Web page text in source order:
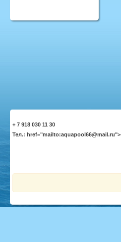
+ 7 918 030 11 30
Тел.: href="mailto:aquapool66@mail.ru">